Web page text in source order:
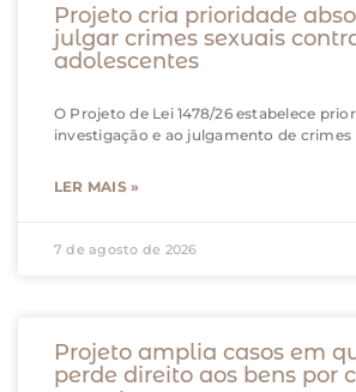
Projeto cria prioridade
julgar crimes sexuais
adolescentes
O Projeto de Lei 1478/26 estabelece
investigação e ao julgamento de crimes
LER MAIS »
7 de agosto de 2026
Projeto amplia casos em
perde direito aos bens por